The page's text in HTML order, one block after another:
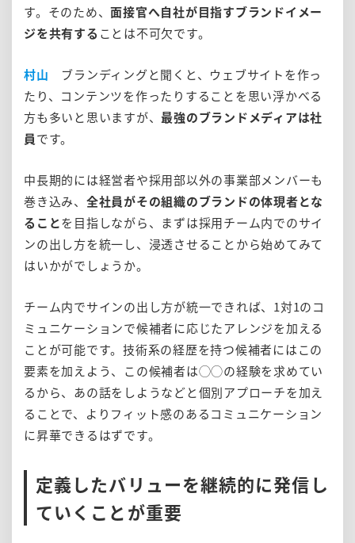
す。そのため、面接官へ自社が目指すブランドイメー
ジを共有する ことは不可欠です。
村山
ブランディングと聞くと、ウェブサイトを作っ
たり、コンテンツを作ったりすることを思い浮かべる
方も多いと思いますが、最強のブランドメディアは社
員です。
中長期的には経営者や採用部以外の事業部メンバーも
巻き込み、 全社員がその組織のブランドの体現者とな
ることを目指しながら、まずは採用チーム内でのサイ
ンの出し方を統一し、浸透させることから始めてみて
はいかがでしょうか。
チーム内でサインの出し方が統一できれば、1対1のコ
ミュニケーションで候補者に応じたアレンジを加える
ことが可能です。技術系の経歴を持つ候補者にはこの
要素を加えよう、この候補者は◯◯の経験を求めてい
るから、あの話をしようなどと個別アプローチを加え
ることで、よりフィット感のあるコミュニケーション
に昇華できるはずです。
定義したバリューを継続的に発信し
ていくことが重要